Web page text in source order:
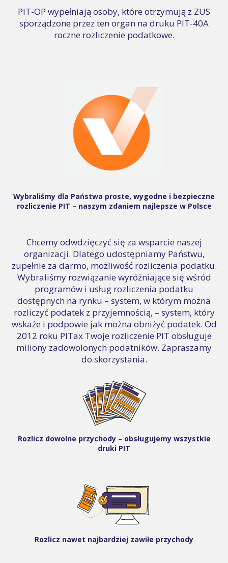
PIT-OP wypełniają osoby, które otrzymują z ZUS
sporządzone przez ten organ na druku PIT-40A
roczne rozliczenie podatkowe.
Wybraliśmy dla Państwa proste, wygodne i bezpieczne
rozliczenie PIT – naszym zdaniem najlepsze w Polsce
Chcemy odwdzięczyć się za wsparcie naszej
organizacji. Dlatego udostępniamy Państwu,
zupełnie za darmo, możliwość rozliczenia podatku.
Wybraliśmy rozwiązanie wyróżniające się wśród
programów i usług rozliczenia podatku
dostępnych na rynku – system, w którym można
rozliczyć podatek z przyjemnością, – system, który
wskaże i podpowie jak można obniżyć podatek. Od
2012 roku PITax Twoje rozliczenie PIT obsługuje
miliony zadowolonych podatników. Zapraszamy
do skorzystania.
Rozlicz dowolne przychody – obsługujemy wszystkie
druki PIT
Rozlicz nawet najbardziej zawiłe przychody